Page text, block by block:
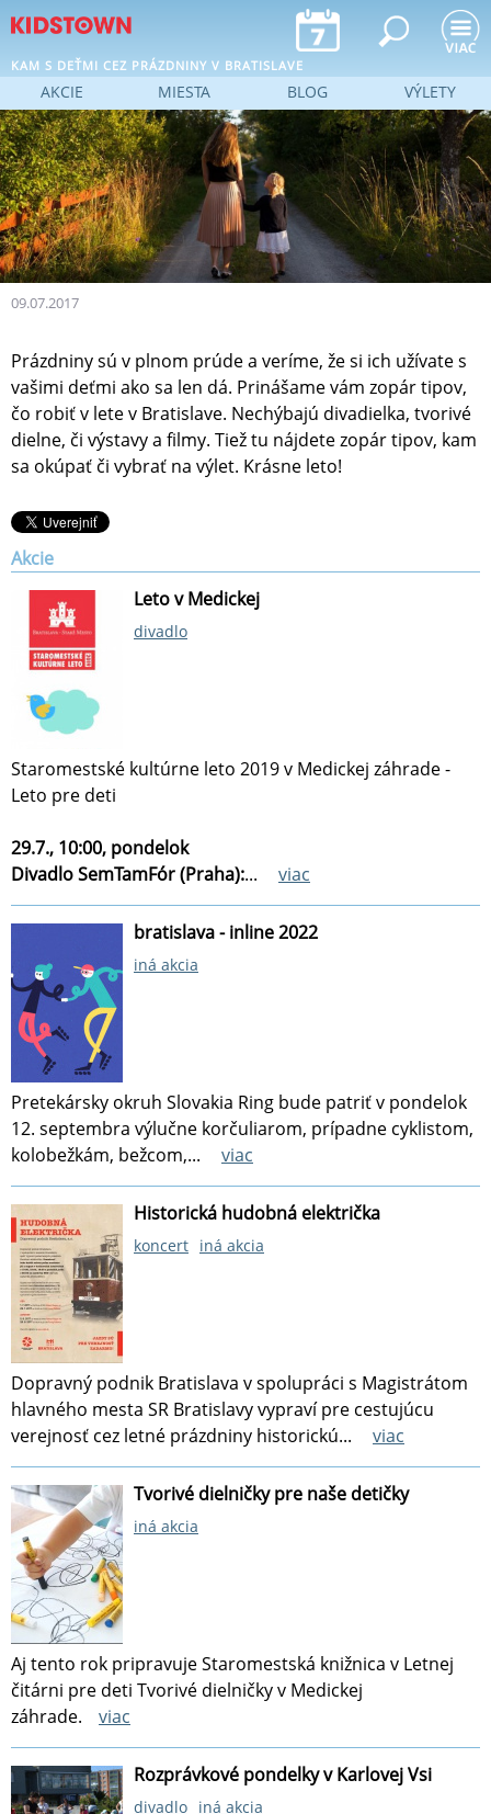
Jump to navigation
09.07.2017
KAM S DEŤMI CEZ PRÁZDNINY V BRATISLAVE
Prázdniny sú v plnom prúde a veríme, že si ich užívate s
vašimi deťmi ako sa len dá. Prinášame vám zopár tipov,
čo robiť v lete v Bratislave. Nechýbajú divadielka, tvorivé
dielne, či výstavy a filmy. Tiež tu nájdete zopár tipov, kam
sa okúpať či vybrať na výlet. Krásne leto!
Akcie
Leto v Medickej
divadlo
Staromestské kultúrne leto 2019 v Medickej záhrade -
Leto pre deti
29.7., 10:00, pondelok
Divadlo SemTamFór (Praha):... viac
bratislava - inline 2022
iná akcia
Pretekársky okruh Slovakia Ring bude patriť v pondelok
12. septembra výlučne korčuliarom, prípadne cyklistom,
kolobežkám, bežcom,...
viac
Historická hudobná električka
koncert iná akcia
Dopravný podnik Bratislava v spolupráci s Magistrátom
hlavného mesta SR Bratislavy vypraví pre cestujúcu
verejnosť cez letné prázdniny historickú...
viac
Tvorivé dielničky pre naše detičky
iná akcia
Aj tento rok pripravuje Staromestská knižnica v Letnej
čitárni pre deti Tvorivé dielničky v Medickej
záhrade.
viac
Rozprávkové pondelky v Karlovej Vsi
divadlo iná akcia
AKCIE MIESTA BLOG VÝLETY